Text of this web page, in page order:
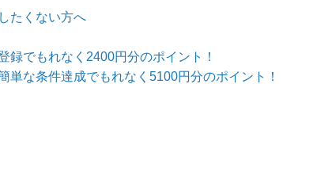
たくない方へ
録でもれなく2400円分のポイント！
単な条件達成でもれなく5100円分のポイント！